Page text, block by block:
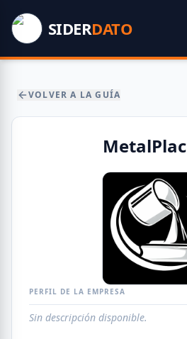
SIDERDATO
VOLVER A LA GUÍA
MetalPlac
PERFIL DE LA EMPRESA
Sin descripción disponible.